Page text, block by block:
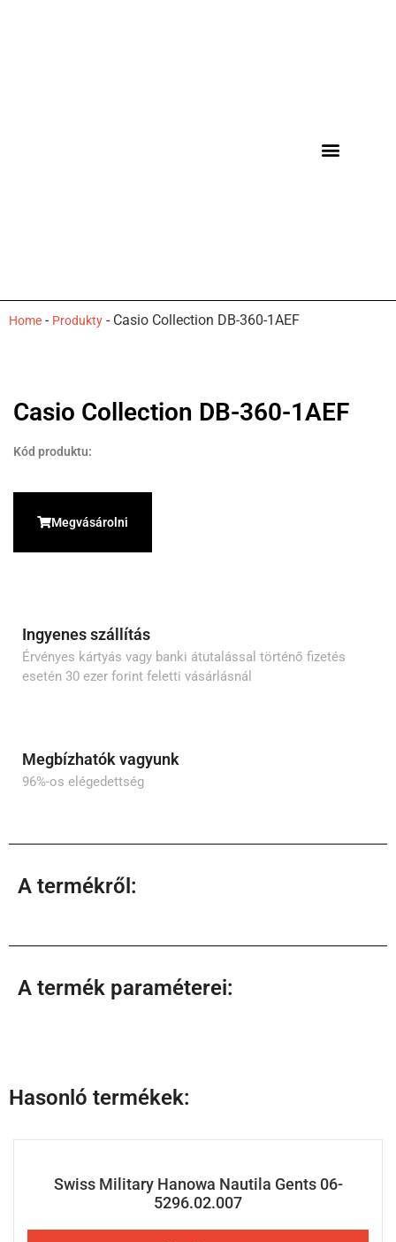
Home - Produkty - Casio Collection DB-360-1AEF
Casio Collection DB-360-1AEF
Kód produktu:
Megvásárolni
Ingyenes szállítás
Érvényes kártyás vagy banki átutalással történő fizetés
esetén 30 ezer forint feletti vásárlásnál
Megbízhatók vagyunk
96%-os elégedettség
A termékről:
A termék paraméterei:
Hasonló termékek:
Swiss Military Hanowa Nautila Gents 06-
5296.02.007